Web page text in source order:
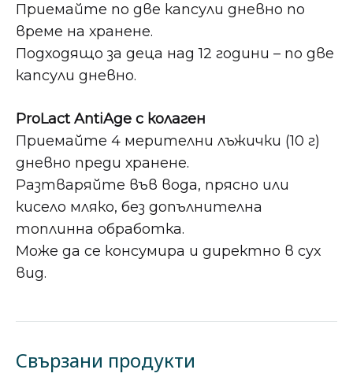
Приемайте по две капсули дневно по
време на хранене.
Подходящо за деца над 12 години – по две
капсули дневно.
ProLact AntiAge с колаген
Приемайте 4 мерителни лъжички (10 г)
дневно преди хранене.
Разтваряйте във вода, прясно или
кисело мляко, без допълнителна
топлинна обработка.
Може да се консумира и директно в сух
вид.
Свързани продукти